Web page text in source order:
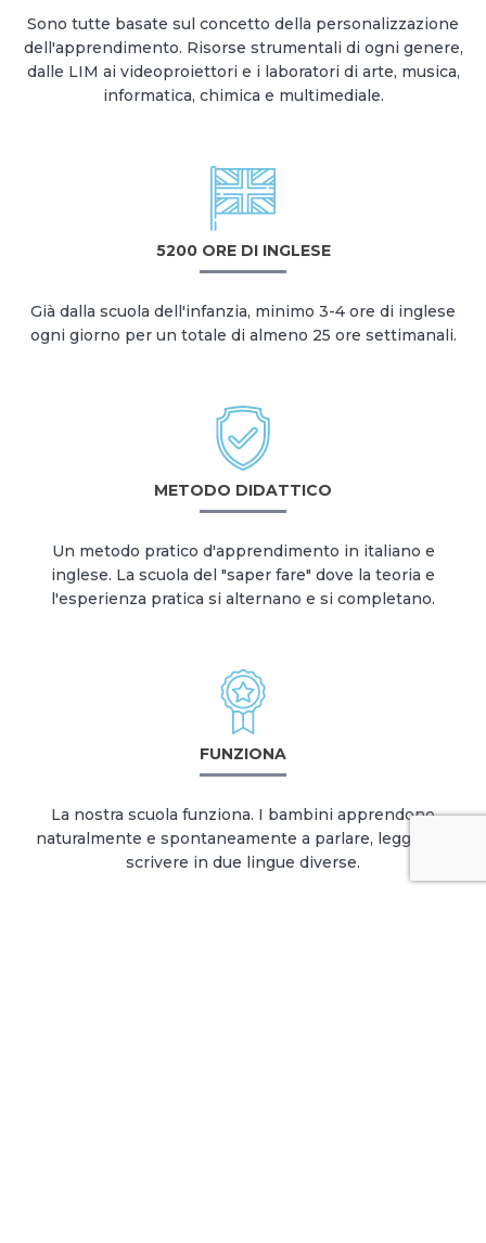
Sono tutte basate sul concetto della personalizzazione
dell'apprendimento. Risorse strumentali di ogni genere,
dalle LIM ai videoproiettori e i laboratori di arte, musica,
informatica, chimica e multimediale.
5200 ORE DI INGLESE
Già dalla scuola dell'infanzia, minimo 3-4 ore di inglese
ogni giorno per un totale di almeno 25 ore settimanali.
METODO DIDATTICO
Un metodo pratico d'apprendimento in italiano e
inglese. La scuola del "saper fare" dove la teoria e
l'esperienza pratica si alternano e si completano.
FUNZIONA
La nostra scuola funziona. I bambini apprendono
naturalmente e spontaneamente a parlare, leggere e
scrivere in due lingue diverse.